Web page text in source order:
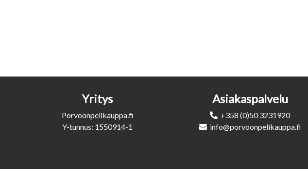
Yritys
Porvoonpelikauppa.fi
Y-tunnus: 1550914-1
Asiakaspalvelu
+358 (0)50 3231920
info@porvoonpelikauppa.fi